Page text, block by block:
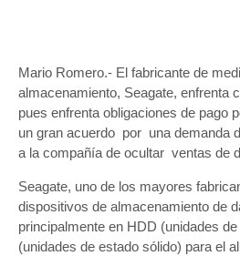
Mario Romero.- El fabricante de
almacenamiento, Seagate, enfrenta
pues enfrenta obligaciones de pago
un gran acuerdo por una demanda
a la compañía de ocultar ventas de
Seagate, uno de los mayores
dispositivos de almacenamiento de
principalmente en HDD (unidades
(unidades de estado sólido) para el